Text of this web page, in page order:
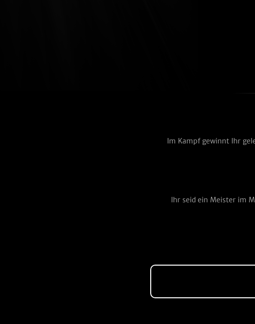
Im Kampf gewinnt Ihr
Ihr seid ein Meister im